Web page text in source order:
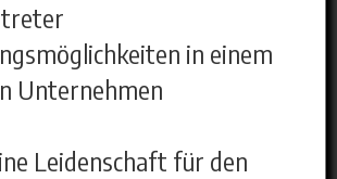
in einem
Unternehmen
Leidenschaft für den